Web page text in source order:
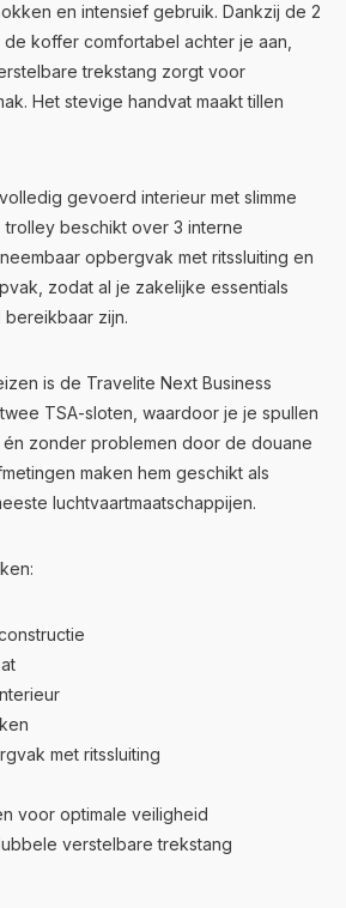
en intensief gebruik. Dankzij de 2
koffer comfortabel achter je aan,
trekstang zorgt voor
Het stevige handvat maakt tillen
gevoerd interieur met slimme
trolley beschikt over 3 interne
opbergvak met ritssluiting en
zodat al je zakelijke essentials
zijn.
is de Travelite Next Business
TSA-sloten, waardoor je je spullen
zonder problemen door de douane
maken hem geschikt als
luchtvaartmaatschappijen.
met ritssluiting
voor optimale veiligheid
verstelbare trekstang